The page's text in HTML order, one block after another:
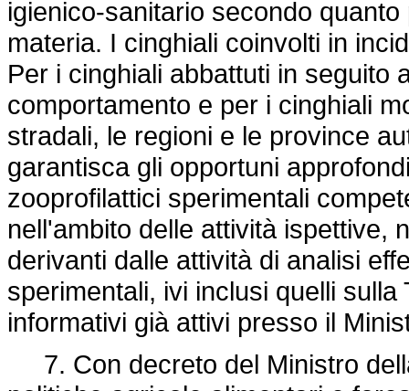
igienico-sanitario secondo
materia. I cinghiali coinvolti in
Per i cinghiali abbattuti in seguito
comportamento e per i cinghiali
stradali, le regioni e le province
garantisca gli opportuni
zooprofilattici sperimentali
nell'ambito delle attività ispettive,
derivanti dalle attività di analisi
sperimentali, ivi inclusi quelli
informativi già attivi presso il
7. Con decreto del Ministro